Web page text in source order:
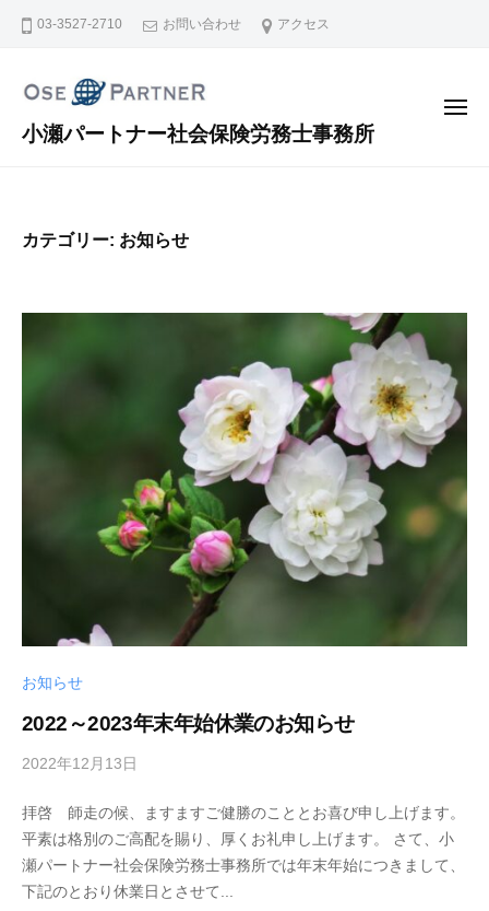
03-3527-2710 お問い合わせ アクセス
小瀬パートナー社会保険労務士事務所
メ
カテゴリー: お知らせ
お知らせ
2022～2023年末年始休業のお知らせ
2022年12月13日
小
瀬
弘
拝啓 師走の候、ますますご健勝のこととお喜び申し上げます。
平素は格別のご高配を賜り、厚くお礼申し上げます。 さて、小
瀬パートナー社会保険労務士事務所では年末年始につきまして、
下記のとおり休業日とさせて...